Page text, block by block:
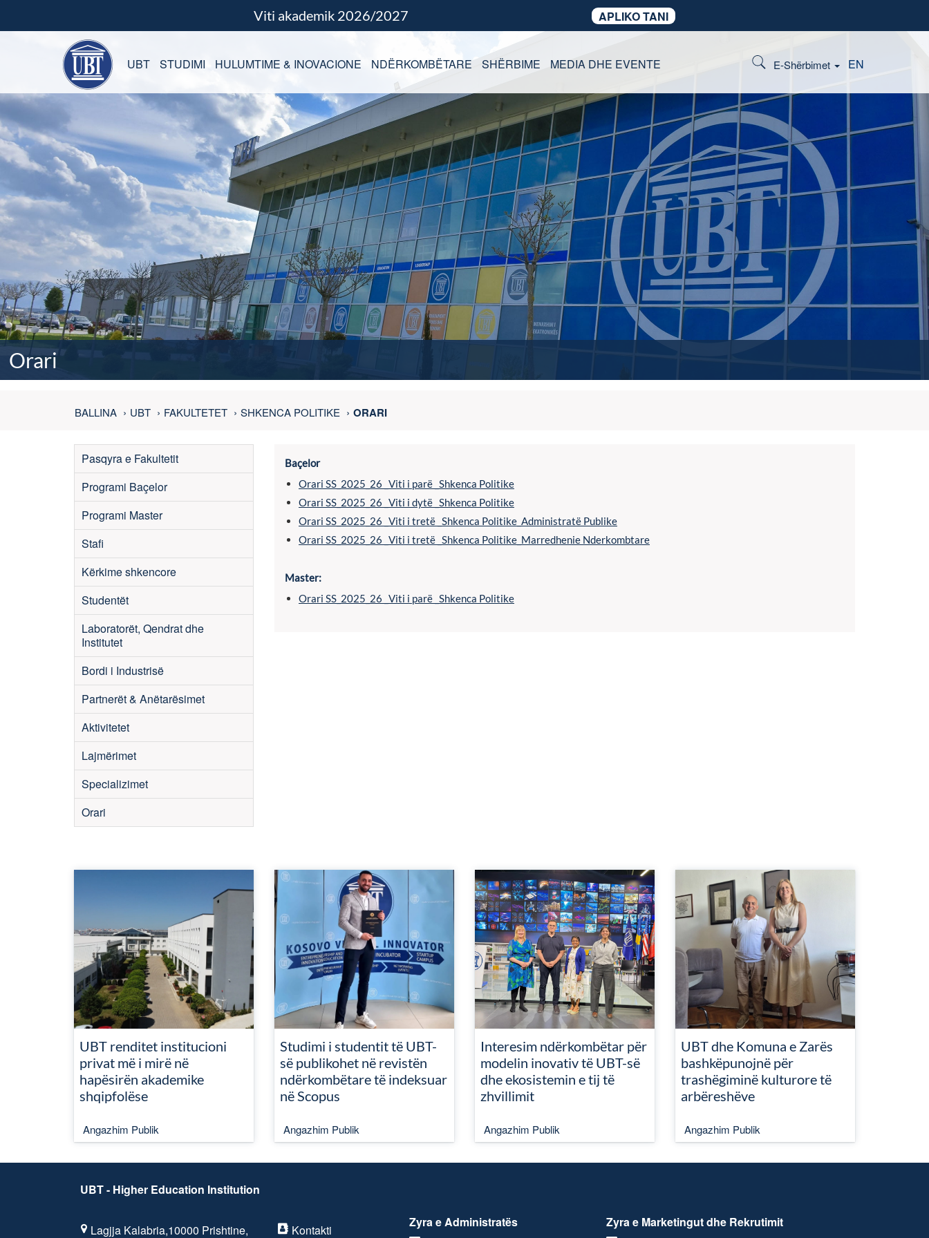
Viti akademik 2026/2027 APLIKO TANI
E-Shërbimet EN
UBT STUDIMI HULUMTIME & INOVACIONE NDËRKOMBËTARE SHËRBIME MEDIA DHE EVENTE
Orari
BALLINA UBT FAKULTETET SHKENCA POLITIKE ORARI
Pasqyra e Fakultetit
Programi Baçelor
Programi Master
Stafi
Kërkime shkencore
Studentët
Laboratorët, Qendrat dhe
Institutet
Bordi i Industrisë
Partnerët & Anëtarësimet
Aktivitetet
Lajmërimet
Specializimet
Orari
Baçelor
Orari SS_2025_26 _Viti i parë _Shkenca Politike
Orari SS_2025_26 _Viti i dytë _Shkenca Politike
Orari SS_2025_26 _Viti i tretë _Shkenca Politike_Administratë Publike
Orari SS_2025_26 _Viti i tretë _Shkenca Politike_Marredhenie Nderkombtare
Master:
Orari SS_2025_26 _Viti i parë _Shkenca Politike
UBT renditet institucioni
privat më i mirë në
hapësirën akademike
shqipfolëse
Angazhim Publik
Studimi i studentit të UBT-
së publikohet në revistën
ndërkombëtare të indeksuar
në Scopus
Angazhim Publik
Interesim ndërkombëtar për
modelin inovativ të UBT-së
dhe ekosistemin e tij të
zhvillimit
Angazhim Publik
UBT dhe Komuna e Zarës
bashkëpunojnë për
trashëgiminë kulturore të
arbëreshëve
Angazhim Publik
UBT - Higher Education Institution
Lagjja Kalabria,10000 Prishtine,
Kontakti
Zyra e Administratës
Zyra e Marketingut dhe Rekrutimit